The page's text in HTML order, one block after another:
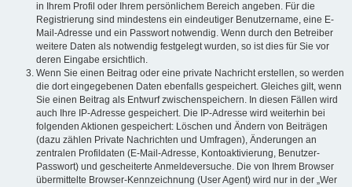
in Ihrem Profil oder Ihrem persönlichem Bereich angeben. Für die
Registrierung sind mindestens ein eindeutiger Benutzername, eine E-
Mail-Adresse und ein Passwort notwendig. Wenn durch den Betreiber
weitere Daten als notwendig festgelegt wurden, so ist dies für Sie vor
deren Eingabe ersichtlich.
Wenn Sie einen Beitrag oder eine private Nachricht erstellen, so werden
die dort eingegebenen Daten ebenfalls gespeichert. Gleiches gilt, wenn
Sie einen Beitrag als Entwurf zwischenspeichern. In diesen Fällen wird
auch Ihre IP-Adresse gespeichert. Die IP-Adresse wird weiterhin bei
folgenden Aktionen gespeichert: Löschen und Ändern von Beiträgen
(dazu zählen Private Nachrichten und Umfragen), Änderungen an
zentralen Profildaten (E-Mail-Adresse, Kontoaktivierung, Benutzer-
Passwort) und gescheiterte Anmeldeversuche. Die von Ihrem Browser
übermittelte Browser-Kennzeichnung (User Agent) wird nur in der „Wer